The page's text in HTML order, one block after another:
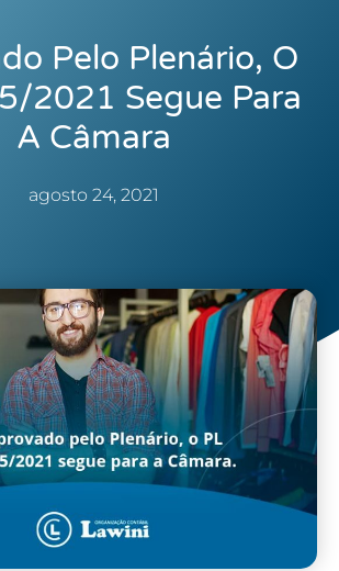
Pelo Plenário, O
2021 Segue Para
A Câmara
agosto 24, 2021